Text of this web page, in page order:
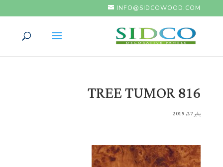
INFO@SIDCOWOOD.COM
TREE TUMOR 816
يناير 27, 2019